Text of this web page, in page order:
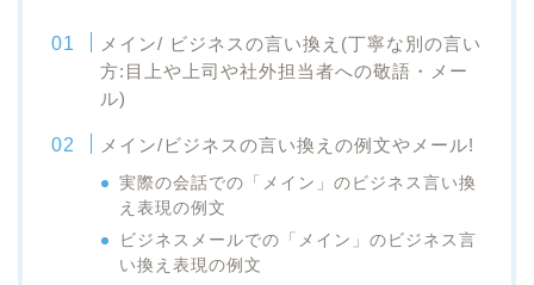
メイン/ ビジネスの言い換え(丁寧な別の言い
方:目上や上司や社外担当者への敬語・メー
ル)
メイン/ビジネスの言い換えの例文やメール!
実際の会話での「メイン」のビジネス言い換
え表現の例文
ビジネスメールでの「メイン」のビジネス言
い換え表現の例文